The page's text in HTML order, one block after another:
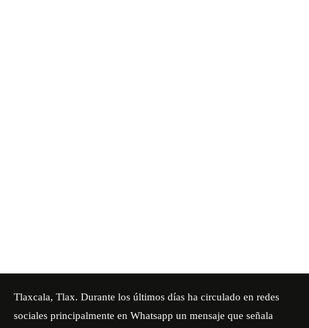
Tlaxcala, Tlax. Durante los últimos días ha circulado en redes
sociales principalmente en Whatsapp un mensaje que señala